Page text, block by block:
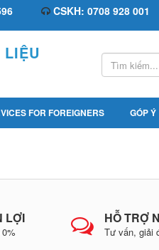
CSKH: 0708 928 001
FOR FOREIGNERS GÓP Ý
LỢI HỖ TRỢ
Tư vấn, giải